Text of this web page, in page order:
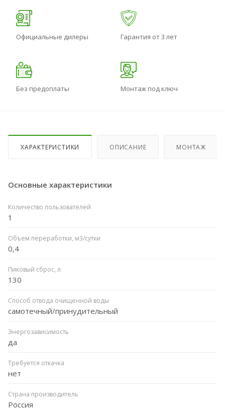
Официальные дилеры Гарантия от 3 лет
Без предоплаты Монтаж под ключ
ХАРАКТЕРИСТИКИ ОПИСАНИЕ МОНТАЖ
Основные характеристики
Количество пользователей
1
Объем переработки, м3/сутки
0,4
Пиковый сброс, л
130
Способ отвода очищенной воды
самотечный/принудительный
Энергозависимость
да
Требуется откачка
нет
Страна производитель
Россия